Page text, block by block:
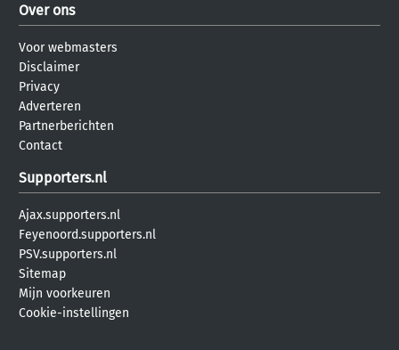
Over ons
Voor webmasters
Disclaimer
Privacy
Adverteren
Partnerberichten
Contact
Supporters.nl
Ajax.supporters.nl
Feyenoord.supporters.nl
PSV.supporters.nl
Sitemap
Mijn voorkeuren
Cookie-instellingen